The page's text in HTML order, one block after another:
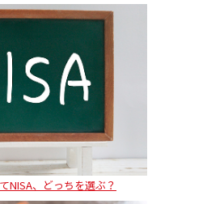
NISA、どっちを選ぶ？